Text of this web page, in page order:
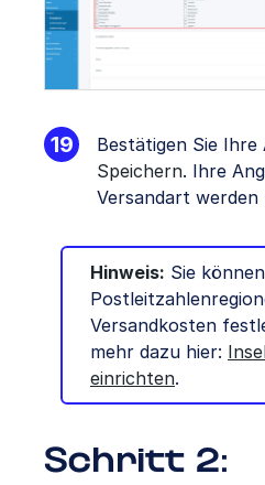
Bestätigen Sie Ihre
Speichern. Ihre
Versandart werden
Hinweis: Sie
Versandkosten
mehr dazu hier:
einrichten.
Schritt 2: